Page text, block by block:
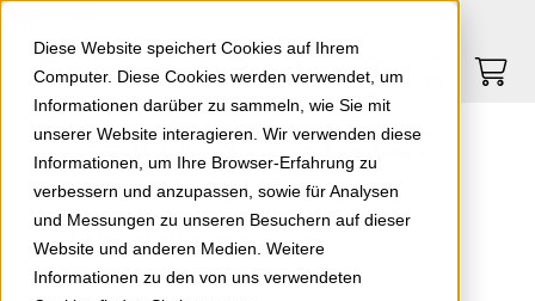
Diese Website speichert Cookies auf Ihrem
Computer. Diese Cookies werden verwendet, um
Informationen darüber zu sammeln, wie Sie mit
unserer Website interagieren. Wir verwenden diese
Informationen, um Ihre Browser-Erfahrung zu
verbessern und anzupassen, sowie für Analysen
und Messungen zu unseren Besuchern auf dieser
Website und anderen Medien. Weitere
Informationen zu den von uns verwendeten
Springe zu Hauptinhalt Springe zum Footer
0
zurück zur Übersicht